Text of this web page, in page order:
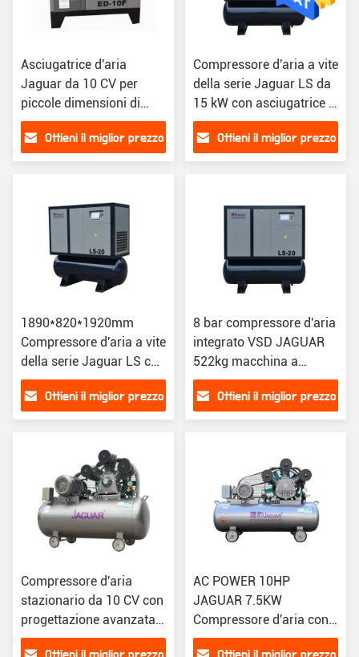
Asciugatrice d'aria
Jaguar da 10 CV per
piccole dimensioni di
refrigerazione di alte
prestazioni venduta a
Lowes
Ottieni il miglior prezzo
Compressore d'aria a vite
della serie Jaguar LS da
15 kW con asciugatrice e
filtro incorporati
Ottieni il miglior prezzo
1890*820*1920mm
Compressore d'aria a vite
della serie Jaguar LS con
asciugatrice e filtro
incorporati
Ottieni il miglior prezzo
8 bar compressore d'aria
integrato VSD JAGUAR
522kg macchina a
pressione d'aria per
industria
Ottieni il miglior prezzo
Compressore d'aria
stazionario da 10 CV con
progettazione avanzata
del pistone
AC POWER 10HP
JAGUAR 7.5KW
Compressore d'aria con
raffreddamento senza